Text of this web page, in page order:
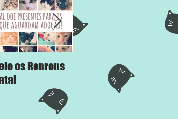
os Ronrons
Chega Mais